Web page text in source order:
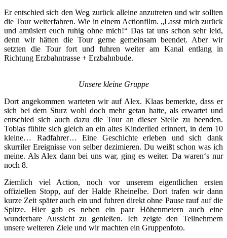
Er entschied sich den Weg zurück alleine anzutreten und wir sollten
die Tour weiterfahren. Wie in einem Actionfilm. „Lasst mich zurück
und amüsiert euch ruhig ohne mich!“ Das tat uns schon sehr leid,
denn wir hätten die Tour gerne gemeinsam beendet. Aber wir
setzten die Tour fort und fuhren weiter am Kanal entlang in
Richtung Erzbahntrasse + Erzbahnbude.
Unsere kleine Gruppe
Dort angekommen warteten wir auf Alex. Klaas bemerkte, dass er
sich bei dem Sturz wohl doch mehr getan hatte, als erwartet und
entschied sich auch dazu die Tour an dieser Stelle zu beenden.
Tobias fühlte sich gleich an ein altes Kinderlied erinnert, in dem 10
kleine… Radfahrer… Eine Geschichte erleben und sich dank
skurriler Ereignisse von selber dezimieren. Du weißt schon was ich
meine. Als Alex dann bei uns war, ging es weiter. Da waren‘s nur
noch 8.
Ziemlich viel Action, noch vor unserem eigentlichen ersten
offiziellen Stopp, auf der Halde Rheinelbe. Dort trafen wir dann
kurze Zeit später auch ein und fuhren direkt ohne Pause rauf auf die
Spitze. Hier gab es neben ein paar Höhenmetern auch eine
wunderbare Aussicht zu genießen. Ich zeigte den Teilnehmern
unsere weiteren Ziele und wir machten ein Gruppenfoto.